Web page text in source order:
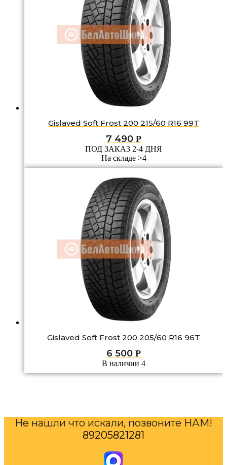
Gislaved Soft Frost 200 215/60 R16 99T
7 490 Р
ПОД ЗАКАЗ 2-4 ДНЯ
На складе >4
Gislaved Soft Frost 200 205/60 R16 96T
6 500 Р
В наличии 4
Не нашли что искали, позвоните НАМ!
89205821281